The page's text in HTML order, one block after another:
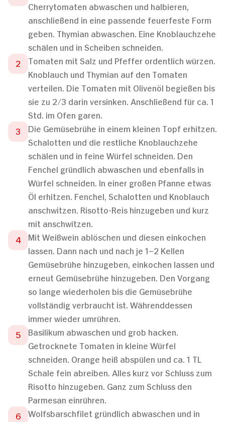
Cherrytomaten abwaschen und halbieren,
anschließend in eine passende feuerfeste Form
geben. Thymian abwaschen. Eine Knoblauchzehe
schälen und in Scheiben schneiden.
Tomaten mit Salz und Pfeffer ordentlich würzen.
Knoblauch und Thymian auf den Tomaten
verteilen. Die Tomaten mit Olivenöl begießen bis
sie zu 2/3 darin versinken. Anschließend für ca. 1
Std. im Ofen garen.
Die Gemüsebrühe in einem kleinen Topf erhitzen.
Schalotten und die restliche Knoblauchzehe
schälen und in feine Würfel schneiden. Den
Fenchel gründlich abwaschen und ebenfalls in
Würfel schneiden. In einer großen Pfanne etwas
Öl erhitzen. Fenchel, Schalotten und Knoblauch
anschwitzen. Risotto-Reis hinzugeben und kurz
mit anschwitzen.
Mit Weißwein ablöschen und diesen einkochen
lassen. Dann nach und nach je 1–2 Kellen
Gemüsebrühe hinzugeben, einkochen lassen und
erneut Gemüsebrühe hinzugeben. Den Vorgang
so lange wiederholen bis die Gemüsebrühe
vollständig verbraucht ist. Währenddessen
immer wieder umrühren.
Basilikum abwaschen und grob hacken.
Getrocknete Tomaten in kleine Würfel
schneiden. Orange heiß abspülen und ca. 1 TL
Schale fein abreiben. Alles kurz vor Schluss zum
Risotto hinzugeben. Ganz zum Schluss den
Parmesan einrühren.
Wolfsbarschfilet gründlich abwaschen und in